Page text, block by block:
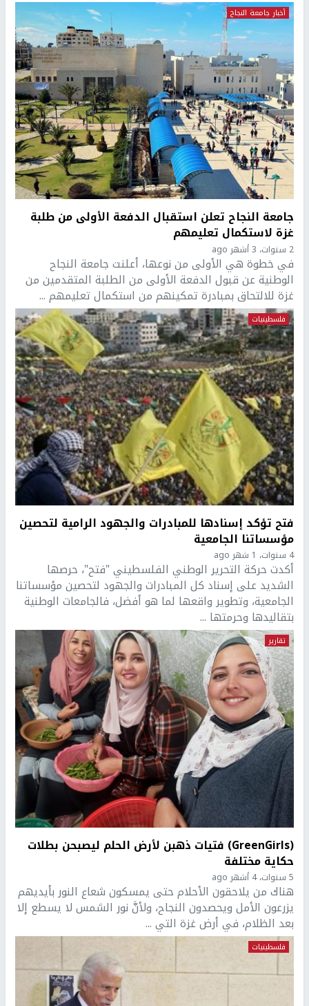
أخبار جامعة النجاح
جامعة النجاح تعلن استقبال الدفعة الأولى من طلبة
غزة لاستكمال تعليمهم
2 سنوات، 3 أشهر ago
في خطوة هي الأولى من نوعها، أعلنت جامعة النجاح
الوطنية عن قبول الدفعة الأولى من الطلبة المتقدمين من
غزة للالتحاق بمبادرة تمكينهم من استكمال تعليمهم ...
فلسطينيات
فتح تؤكد إسنادها للمبادرات والجهود الرامية لتحصين
مؤسساتنا الجامعية
4 سنوات، 1 شهر ago
أكدت حركة التحرير الوطني الفلسطيني "فتح"، حرصها
الشديد على إسناد كل المبادرات والجهود لتحصين مؤسساتنا
الجامعية، وتطوير واقعها لما هو أفضل، فالجامعات الوطنية
بتقاليدها وحرمتها ...
تقارير
(GreenGirls) فتيات ذهبن لأرض الحلم ليصبحن بطلات
حكاية مختلفة
5 سنوات، 4 أشهر ago
هناك من يلاحقون الأحلام حتى يمسكون شعاع النور بأيديهم
يزرعون الأمل ويحصدون النجاح، ولأنَّ نور الشمس لا يسطع إلا
بعد الظلام، في أرض غزة التي ...
فلسطينيات